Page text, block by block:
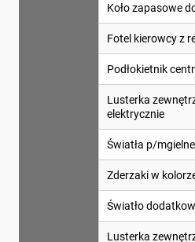
Koło zapasowe
Fotel kierowcy z
Podłokietnik
Lusterka
elektrycznie
Światła p/
Zderzaki w
Światło
Lusterka